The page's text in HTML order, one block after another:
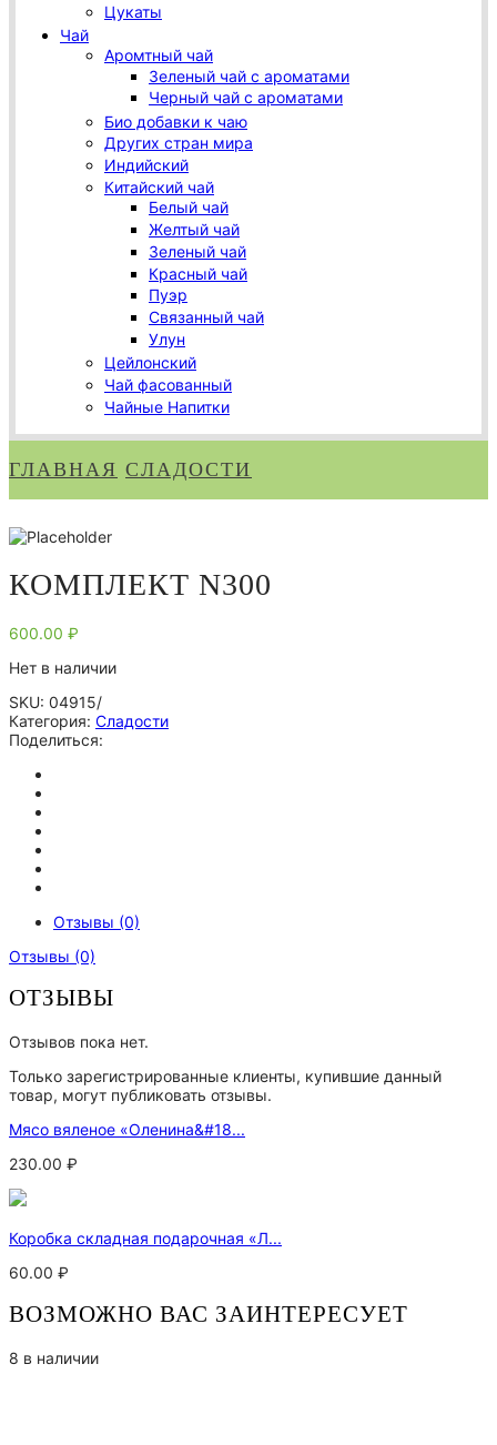
Цукаты
Чай
Аромтный чай
Зеленый чай с ароматами
Черный чай с ароматами
Био добавки к чаю
Других стран мира
Индийский
Китайский чай
Белый чай
Желтый чай
Зеленый чай
Красный чай
Пуэр
Связанный чай
Улун
Цейлонский
Чай фасованный
Чайные Напитки
ГЛАВНАЯ СЛАДОСТИ
КОМПЛЕКТ N300
600.00 ₽
Нет в наличии
SKU: 04915/
Категория: Сладости
Поделиться:
Отзывы (0)
Отзывы (0)
ОТЗЫВЫ
Отзывов пока нет.
Только зарегистрированные клиенты, купившие данный
товар, могут публиковать отзывы.
Мясо вяленое «Оленина&#18...
230.00 ₽
Коробка складная подарочная «Л...
60.00 ₽
ВОЗМОЖНО ВАС ЗАИНТЕРЕСУЕТ
8 в наличии